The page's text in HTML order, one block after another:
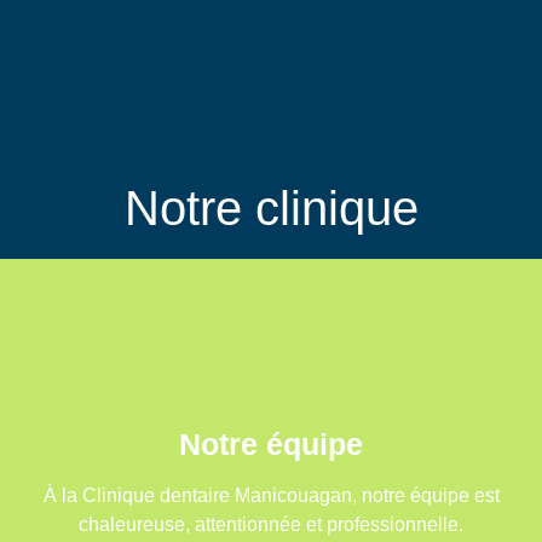
Notre clinique
Notre équipe
À la Clinique dentaire Manicouagan, notre équipe est
chaleureuse, attentionnée et professionnelle.